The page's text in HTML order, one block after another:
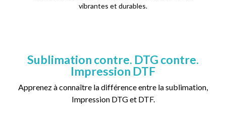
vibrantes et durables.
Sublimation contre. DTG contre.
Impression DTF
Apprenez à connaître la différence entre la sublimation,
Impression DTG et DTF.